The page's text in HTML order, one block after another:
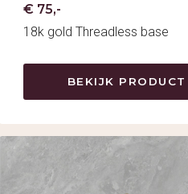
€ 75,-
18k gold Threadless base
BEKIJK PRODUCT